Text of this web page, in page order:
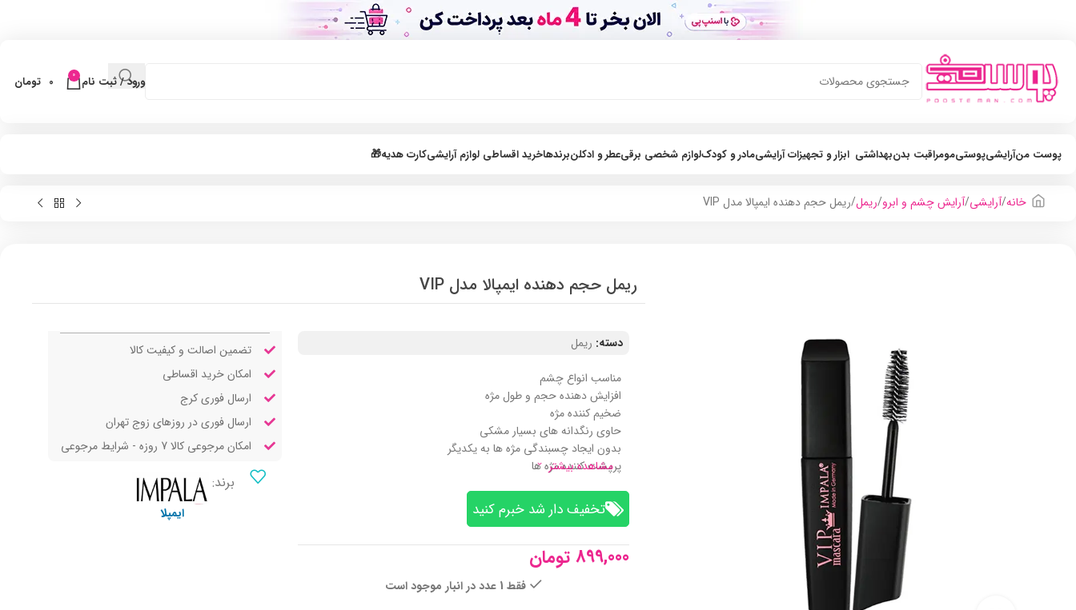
ورود / ثبت نام 0
0 تومان
پوست منآرایشیپوستیمومراقبت بدنبهداشتی ابزار و تجهیزات آرایشیمادر و کودکلوازم شخصی برقیعطر و ادکلنبرندهاخرید اقساطی لوازم آرایشیکارت هدیه🎁
خانه آرایشی آرایش چشم و ابرو ریمل ریمل حجم دهنده ایمپالا مدل VIP
ریمل حجم دهنده ایمپالا مدل VIP
دسته: ریمل
مناسب انواع چشم
افزایش دهنده حجم و طول مژه
ضخیم کننده مژه
حاوی رنگدانه های بسیار مشکی
بدون ایجاد چسبندگی مژه ها به یکدیگر
پرپشت کننده مژه ها
مشاهده بیشتر
تخفیف‌ دار شد خبرم کنید
899,000 تومان
فقط 1 عدد در انبار موجود است
تضمین اصالت و کیفیت کالا
امکان خرید اقساطی
ارسال فوری کرج
ارسال فوری در روزهای زوج تهران
امکان مرجوعی کالا 7 روزه - شرایط مرجوعی
برند:
ایمپلا